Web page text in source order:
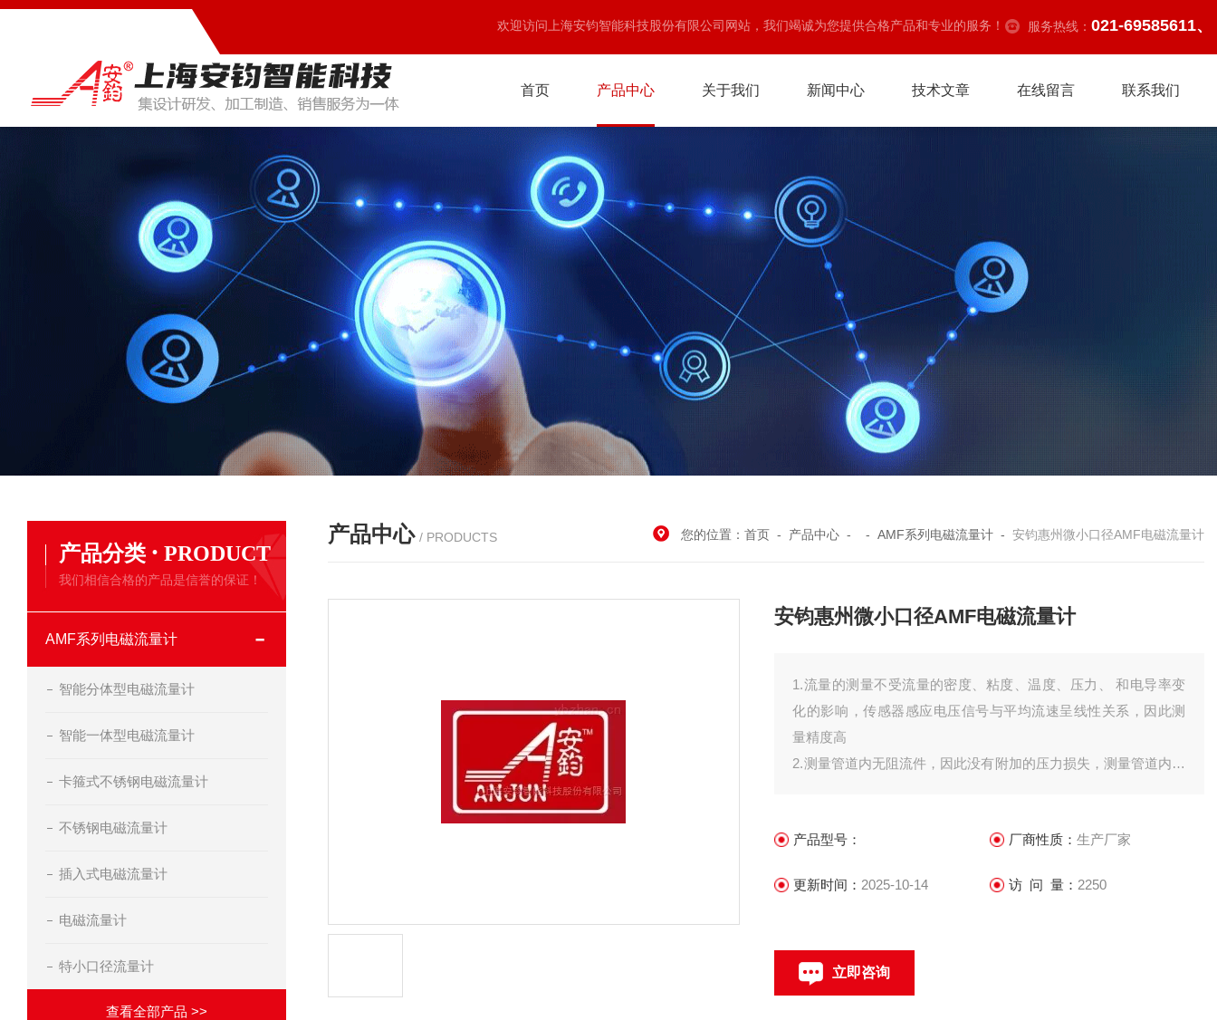
欢迎访问上海安钧智能科技股份有限公司网站，我们竭诚为您提供合格产品和专业的服务！ 服务热线： 021-69585611、
首页 产品中心 关于我们 新闻中心 技术文章 在线留言 联系我们
产品分类 · PRODUCT
我们相信合格的产品是信誉的保证！
AMF系列电磁流量计
智能分体型电磁流量计
智能一体型电磁流量计
卡箍式不锈钢电磁流量计
不锈钢电磁流量计
插入式电磁流量计
电磁流量计
特小口径流量计
查看全部产品 >>
产品中心 / PRODUCTS 您的位置： 首页 - 产品中心 - - AMF系列电磁流量计 - 安钧惠州微小口径AMF电磁流量计
安钧惠州微小口径AMF电磁流量计
1.流量的测量不受流量的密度、粘度、温度、压力、 和电导率变
化的影响，传感器感应电压信号与平均流速呈线性关系，因此测
量精度高
2.测量管道内无阻流件，因此没有附加的压力损失，测量管道内无
4.传感器部分只有内衬和电极与被测液体接触，只要合理选择电极
5.双向测量系统，可测正反向流量
产品型号： 厂商性质： 生产厂家
更新时间： 2025-10-14 访 问 量： 2250
立即咨询